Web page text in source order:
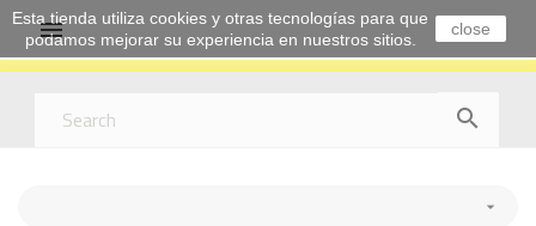



Esta tienda utiliza cookies y otras tecnologías para que
podamos mejorar su experiencia en nuestros sitios.
close